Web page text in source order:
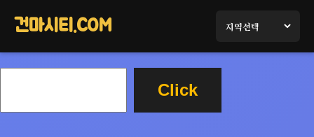
가
건마시티.COM
Click